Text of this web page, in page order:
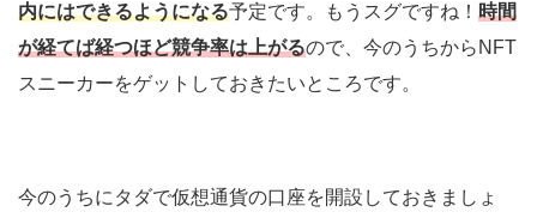
内にはできるようになる予定です。もうスグですね！ 時間
が経てば経つほど競争率は上がるので、今のうちからNFT
スニーカーをゲットしておきたいところです。
今のうちにタダで仮想通貨の口座を開設しておきましょ